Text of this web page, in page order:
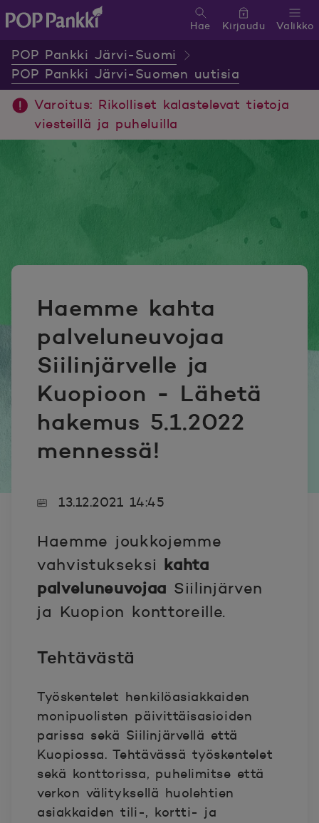
Valikko
Hae Kirjaudu
POP Pankki Järvi-Suomi
POP Pankki Järvi-Suomen uutisia
Varoitus: Rikolliset kalastelevat tietoja
viesteillä ja puheluilla
Haemme kahta
palveluneuvojaa
Siilinjärvelle ja
Kuopioon - Lähetä
hakemus 5.1.2022
mennessä!
13.12.2021 14:45
Haemme joukkojemme
vahvistukseksi
kahta
palveluneuvojaa Siilinjärven
ja Kuopion konttoreille.
Tehtävästä
Työskentelet henkilöasiakkaiden
monipuolisten päivittäisasioiden
parissa sekä Siilinjärvellä että
Kuopiossa. Tehtävässä työskentelet
sekä konttorissa, puhelimitse että
verkon välityksellä huolehtien
asiakkaiden tili-, kortti- ja